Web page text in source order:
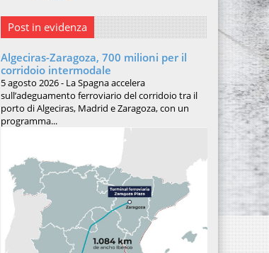
Post in evidenza
Algeciras-Zaragoza, 700 milioni per il
corridoio intermodale
5 agosto 2026 - La Spagna accelera
sull’adeguamento ferroviario del corridoio tra il
porto di Algeciras, Madrid e Zaragoza, con un
programma...